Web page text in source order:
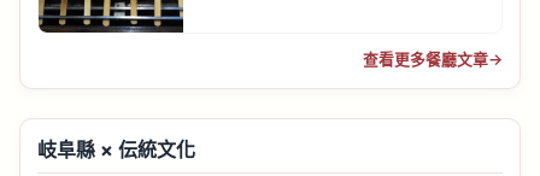
查看更多餐廳文章→
岐阜縣 × 伝統文化